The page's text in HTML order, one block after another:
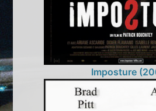
Imposture